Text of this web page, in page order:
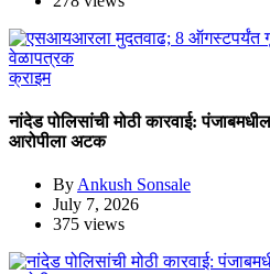
क्राइम
नांदेड पोलिसांची मोठी कारवाई:
आरोपीला अटक
By Ankush Sonsale
July 7, 2026
375 views